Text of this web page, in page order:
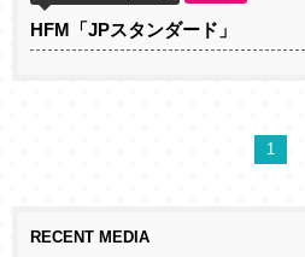
HFM「JPスタンダード」
1
RECENT MEDIA